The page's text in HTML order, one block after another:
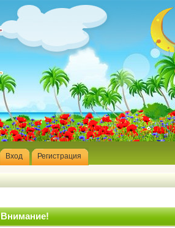
Вход Регистрация
Внимание!